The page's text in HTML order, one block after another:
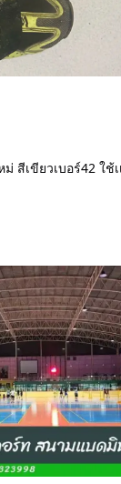
สีเขียวเบอร์42 ใช้